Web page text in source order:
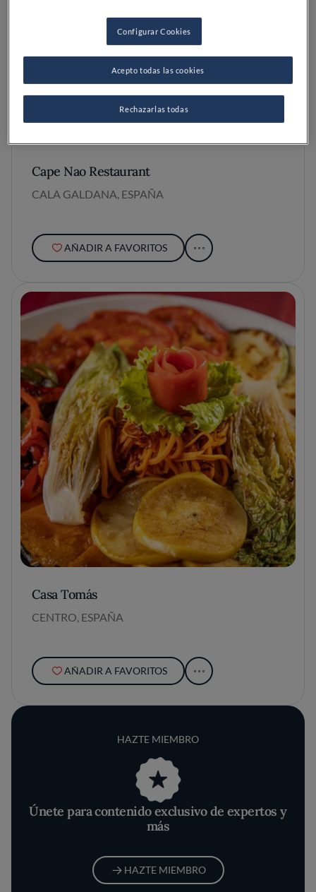
Cape Nao Restaurant
CALA GALDANA, ESPAÑA
AÑADIR A FAVORITOS
Casa Tomás
CENTRO, ESPAÑA
AÑADIR A FAVORITOS
HAZTE MIEMBRO
Únete para contenido exclusivo de expertos y
más
HAZTE MIEMBRO
Configurar Cookies
Rechazarlas todas
Acepto todas las cookies